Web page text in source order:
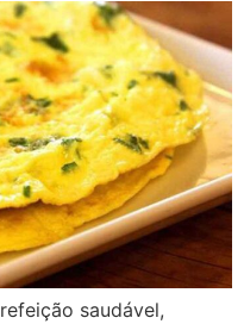
saudável,